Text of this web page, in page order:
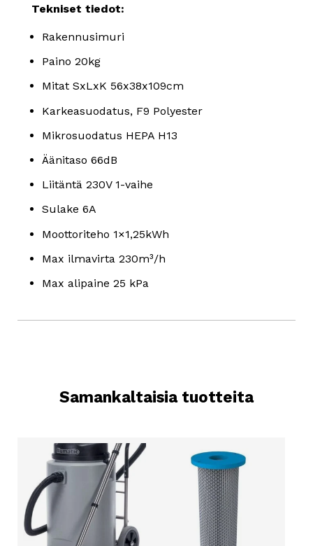
Tekniset tiedot:
Rakennusimuri
Paino 20kg
Mitat SxLxK 56x38x109cm
Karkeasuodatus, F9 Polyester
Mikrosuodatus HEPA H13
Äänitaso 66dB
Liitäntä 230V 1-vaihe
Sulake 6A
Moottoriteho 1×1,25kWh
Max ilmavirta 230m³/h
Max alipaine 25 kPa
Samankaltaisia tuotteita